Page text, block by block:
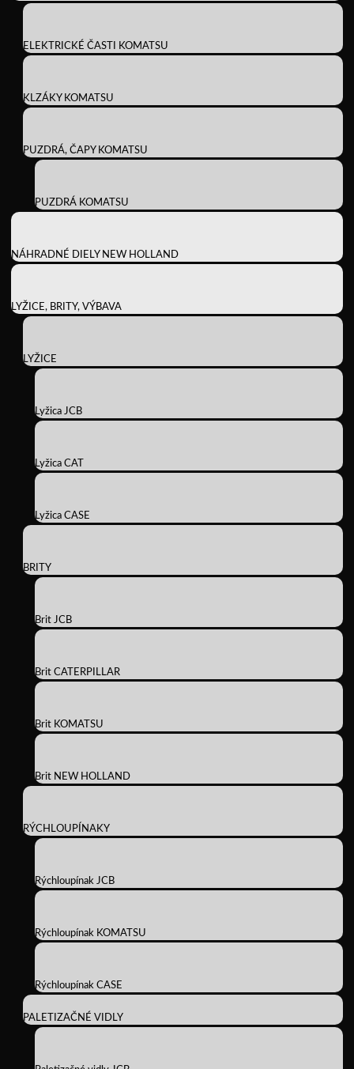
ELEKTRICKÉ ČASTI KOMATSU
KLZÁKY KOMATSU
PUZDRÁ, ČAPY KOMATSU
PUZDRÁ KOMATSU
NÁHRADNÉ DIELY NEW HOLLAND
LYŽICE, BRITY, VÝBAVA
LYŽICE
Lyžica JCB
Lyžica CAT
Lyžica CASE
BRITY
Brit JCB
Brit CATERPILLAR
Brit KOMATSU
Brit NEW HOLLAND
RÝCHLOUPÍNAKY
Rýchloupínak JCB
Rýchloupínak KOMATSU
Rýchloupínak CASE
PALETIZAČNÉ VIDLY